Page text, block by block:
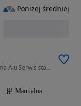
999 cm3 • 95 KM • Skoda Fabia III 1.0 95PS Klima Alu Serwis stan bdb po opłatach..
Manualna
Poniżej średniej